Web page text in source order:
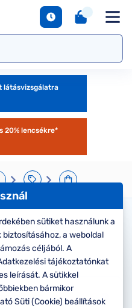
Ralph
Tommy
Emporio
Armani
További
megtekintése
Kollekciók
Komplett 20%
minden
szemüvegekre
Ray-Ban
Guess
Exchange
Ralph
látásvizsgálatra
20% lencsékre*
a lencse
sütiket használunk a
a weboldal
céljából. A
tájékoztatónkat
leírását. A sütikkel
bármikor
Süti (Cookie) beállítások